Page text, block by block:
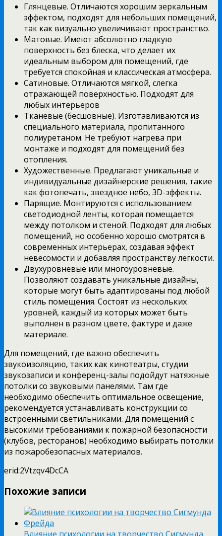
Глянцевые. Отличаются хорошим зеркальным
эффектом, подходят для небольших помещений,
так как визуально увеличивают пространство.
Матовые. Имеют абсолютно гладкую
поверхность без блеска, что делает их
идеальным выбором для помещений, где
требуется спокойная и классическая атмосфера.
Сатиновые. Отличаются мягкой, слегка
отражающей поверхностью. Подходят для
любых интерьеров
Тканевые (бесшовные). Изготавливаются из
специального материала, пропитанного
полиуретаном. Не требуют нагрева при
монтаже и подходят для помещений без
отопления.
Художественные. Предлагают уникальные и
индивидуальные дизайнерские решения, такие
как фотопечать, звездное небо, 3D-эффекты.
Парящие. Монтируются с использованием
светодиодной ленты, которая помещается
между потолком и стеной. Подходят для любых
помещений, но особенно хорошо смотрятся в
современных интерьерах, создавая эффект
невесомости и добавляя пространству легкости.
Двухуровневые или многоуровневые.
Позволяют создавать уникальные дизайны,
которые могут быть адаптированы под любой
стиль помещения. Состоят из нескольких
уровней, каждый из которых может быть
выполнен в разном цвете, фактуре и даже
материале.
Для помещений, где важно обеспечить
звукоизоляцию, таких как кинотеатры, студии
звукозаписи и конференц-залы подойдут натяжные
потолки со звуковыми панелями. Там где
необходимо обеспечить оптимальное освещение,
рекомендуется устанавливать конструкции со
встроенными светильниками. Для помещений с
высокими требованиями к пожарной безопасности
(клубов, ресторанов) необходимо выбирать потолки
из пожаробезопасных материалов.
erid:2Vtzqv4DcCA
Похожие записи